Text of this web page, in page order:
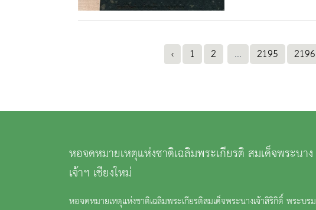
‹ 1 2 ... 2195 2196
หอจดหมายเหตุแห่งชาติเฉลิมพระเกียรติ สมเด็จพระนาง
เจ้าฯ เชียงใหม่
หอจดหมายเหตุแห่งชาติเฉลิมพระเกียรติสมเด็จพระนางเจ้าสิริกิติ์ พระบรม